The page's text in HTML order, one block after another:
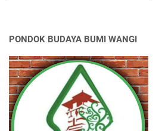
PONDOK BUDAYA BUMI WANGI